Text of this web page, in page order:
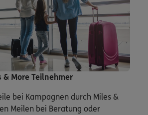
& More Teilnehmer
bei Kampagnen durch Miles &
Meilen bei Beratung oder